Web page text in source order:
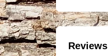
Reviews